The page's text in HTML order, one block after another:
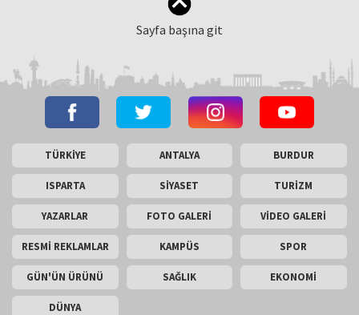
Sayfa başına git
TÜRKİYE ANTALYA BURDUR
ISPARTA SİYASET TURİZM
YAZARLAR FOTO GALERİ VİDEO GALERİ
RESMİ REKLAMLAR KAMPÜS SPOR
GÜN'ÜN ÜRÜNÜ SAĞLIK EKONOMİ
DÜNYA